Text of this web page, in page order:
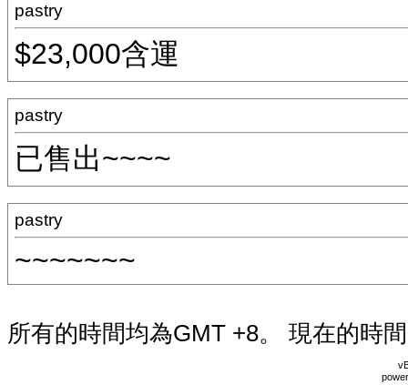
pastry
$23,000含運
pastry
已售出~~~~
pastry
~~~~~~~
所有的時間均為GMT +8。 現在的時